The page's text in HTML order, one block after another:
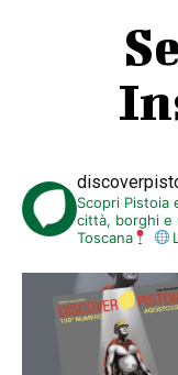
Scopri Pistoia
città, borghi e
Toscana